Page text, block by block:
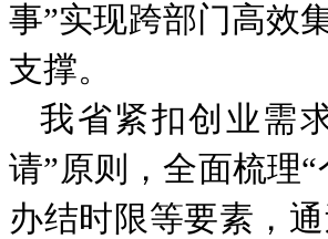
事”实现跨部门高效
支撑。
我省紧扣创业需
请”原则，全面梳理
办结时限等要素，